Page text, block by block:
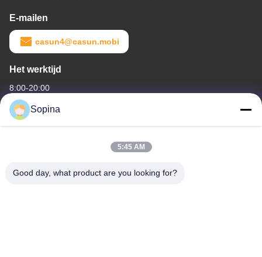
E-mailen
casun4@casun.mobi
Het werktijd
8:00-20:00
Ons adres
No.61 Pingxi Industrial Zone, Huashan Town, Huadu District,
Sopina
5:45 AM
Good day, what product are you looking for?